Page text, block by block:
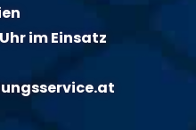
im Einsatz